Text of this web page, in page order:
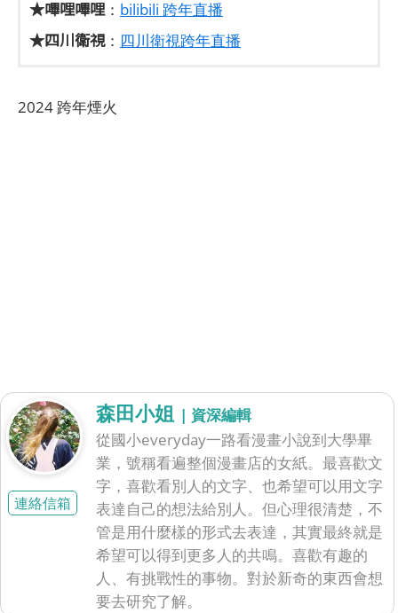
★嗶哩嗶哩： bilibili 跨年直播
★四川衛視： 四川衛視跨年直播
2024 跨年煙火
連絡信箱
森田小姐 | 資深編輯
從國小everyday一路看漫畫小說到大學畢
業，號稱看遍整個漫畫店的女紙。最喜歡文
字，喜歡看別人的文字、也希望可以用文字
表達自己的想法給別人。但心理很清楚，不
管是用什麼樣的形式去表達，其實最終就是
希望可以得到更多人的共鳴。喜歡有趣的
人、有挑戰性的事物。對於新奇的東西會想
要去研究了解。